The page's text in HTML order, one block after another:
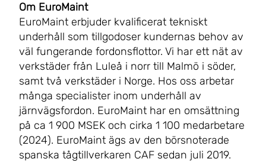
Om EuroMaint
EuroMaint erbjuder kvalificerat tekniskt
underhåll som tillgodoser kundernas behov av
väl fungerande fordonsflottor. Vi har ett nät av
verkstäder från Luleå i norr till Malmö i söder,
samt två verkstäder i Norge. Hos oss arbetar
många specialister inom underhåll av
järnvägsfordon. EuroMaint har en omsättning
på ca 1 900 MSEK och cirka 1 100 medarbetare
(2024). EuroMaint ägs av den börsnoterade
spanska tågtillverkaren CAF sedan juli 2019.